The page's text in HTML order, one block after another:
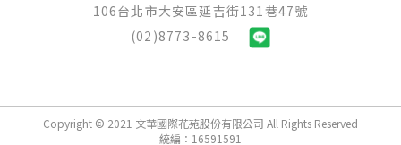
106台北市大安區延吉街131巷47號
(02)8773-8615
Copyright © 2021 文華國際花苑股份有限公司 All Rights Reserved
統編：16591591